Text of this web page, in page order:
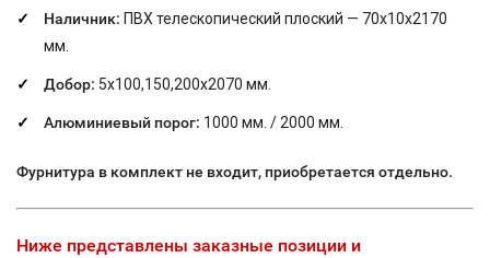
Наличник: ПВХ телескопический плоский — 70х10х2170
мм.
Добор: 5х100,150,200х2070 мм.
Алюминиевый порог: 1000 мм. / 2000 мм.
Фурнитура в комплект не входит, приобретается отдельно.
Ниже представлены заказные позиции и